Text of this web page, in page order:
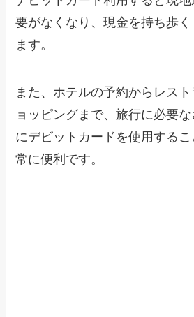
要がなくなり、現金を持ち歩
ます。
また、ホテルの予約からレス
ョッピングまで、旅行に必要
にデビットカードを使用する
常に便利です。